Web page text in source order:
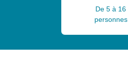
De 5 à 16
personnes